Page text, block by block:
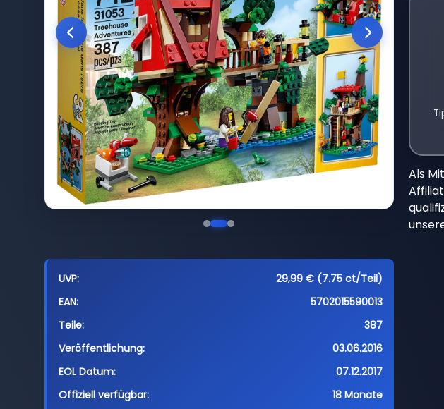
UVP:
29,99 € (7.75 ct/Teil)
EAN:
5702015590013
Teile:
387
Veröffentlichung:
03.06.2016
EOL Datum:
07.12.2017
Offiziell verfügbar:
18 Monate
Als